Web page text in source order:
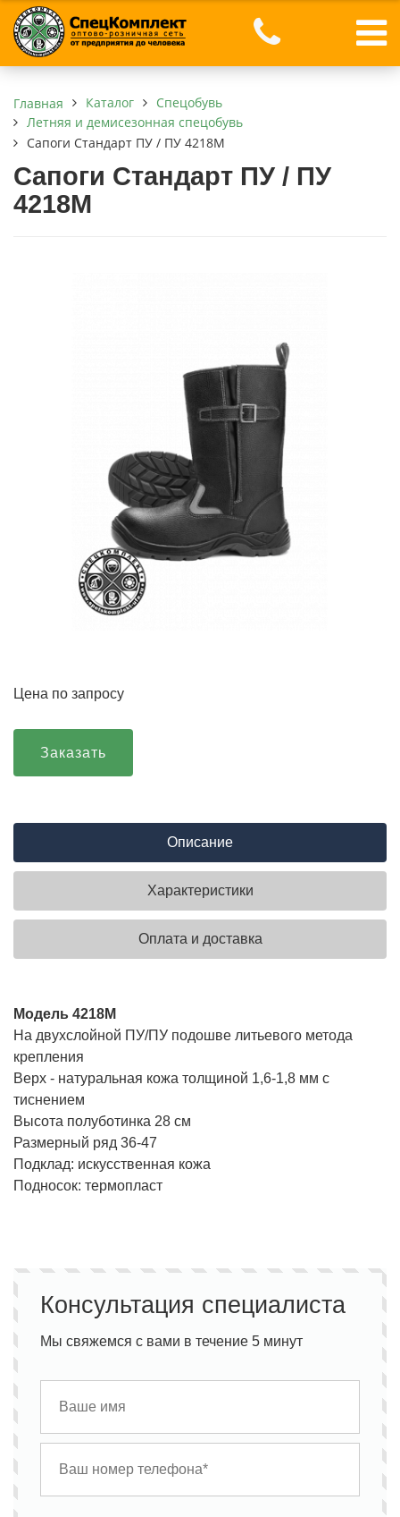
Главная Каталог
Спецобувь
Летняя и демисезонная спецобувь
Сапоги Стандарт ПУ / ПУ 4218М
Сапоги Стандарт ПУ / ПУ
4218М
Цена по запросу
Заказать
Описание
Характеристики
Оплата и доставка
Модель 4218М
На двухслойной ПУ/ПУ подошве литьевого метода
крепления
Верх - натуральная кожа толщиной 1,6-1,8 мм с
тиснением
Высота полуботинка 28 см
Размерный ряд 36-47
Подклад: искусственная кожа
Подносок: термопласт
Консультация специалиста
Мы свяжемся с вами в течение 5 минут